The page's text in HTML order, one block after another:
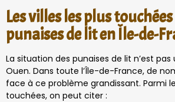
Les villes les plus
punaises de lit en Île-de-
La situation des punaises de lit n’est
Ouen. Dans toute l’Île-de-France, de
face à ce problème grandissant. Parmi
touchées, on peut citer :